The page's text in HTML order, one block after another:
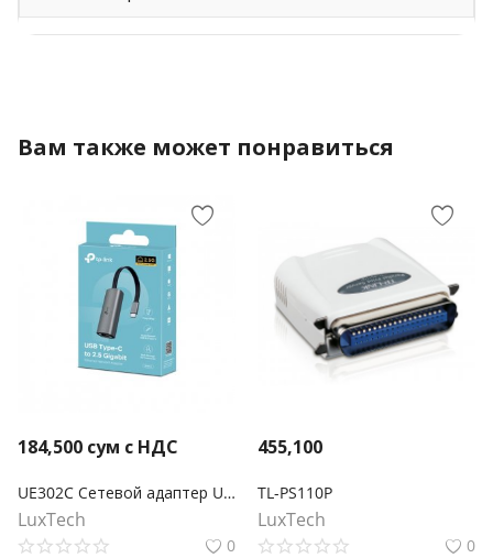
Вам также может понравиться
184,500 сум с НДС
UE302C Сетевой адаптер USB Type C/2.5GEthernet
LuxTech
0
455,100
TL-PS110P
LuxTech
0